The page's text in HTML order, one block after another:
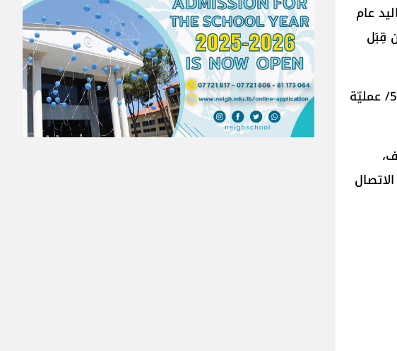
عام
قِبَل
وبالتّحقيق معه بقضايا السّلب بقوّة السّلاح، اعترف بما نُسب إليه، وبإقدامه على تنفيذ أكثر من /50/ عمليّة